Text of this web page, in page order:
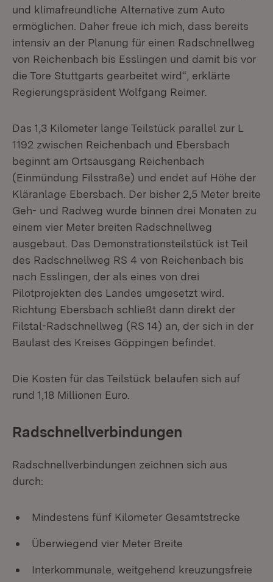
und klimafreundliche Alternative zum Auto
ermöglichen. Daher freue ich mich, dass bereits
intensiv an der Planung für einen Radschnellweg
von Reichenbach bis Esslingen und damit bis vor
die Tore Stuttgarts gearbeitet wird“, erklärte
Regierungspräsident Wolfgang Reimer.
Das 1,3 Kilometer lange Teilstück parallel zur L
1192 zwischen Reichenbach und Ebersbach
beginnt am Ortsausgang Reichenbach
(Einmündung Filsstraße) und endet auf Höhe der
Kläranlage Ebersbach. Der bisher 2,5 Meter breite
Geh- und Radweg wurde binnen drei Monaten zu
einem vier Meter breiten Radschnellweg
ausgebaut. Das Demonstrationsteilstück ist Teil
des Radschnellweg RS 4 von Reichenbach bis
nach Esslingen, der als eines von drei
Pilotprojekten des Landes umgesetzt wird.
Richtung Ebersbach schließt dann direkt der
Filstal-Radschnellweg (RS 14) an, der sich in der
Baulast des Kreises Göppingen befindet.
Die Kosten für das Teilstück belaufen sich auf
rund 1,18 Millionen Euro.
Radschnellverbindungen
Radschnellverbindungen zeichnen sich aus
durch:
Mindestens fünf Kilometer Gesamtstrecke
Überwiegend vier Meter Breite
Interkommunale, weitgehend kreuzungsfreie